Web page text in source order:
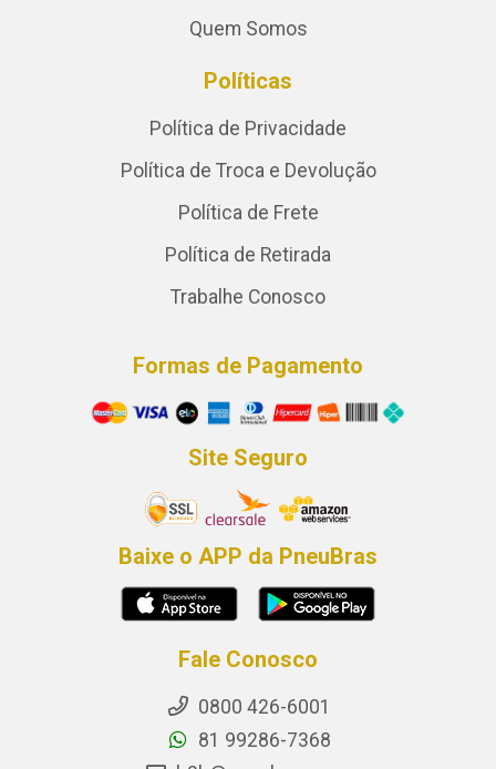
Quem Somos
Políticas
Política de Privacidade
Política de Troca e Devolução
Política de Frete
Política de Retirada
Trabalhe Conosco
Formas de Pagamento
Site Seguro
Baixe o APP da PneuBras
Fale Conosco
0800 426-6001
81 99286-7368